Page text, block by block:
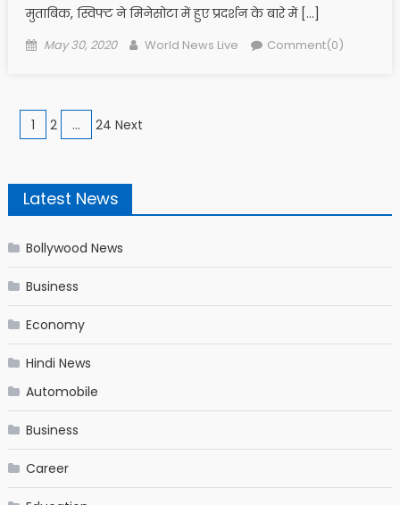
मुताबिक, स्विफ्ट ने मिनेसोटा में हुए प्रदर्शन के बारे में […]
Posted on
May 30, 2020 Author
World News Live Comment(0)
Posts navigation
1 2 … 24 Next
Latest News
Bollywood News
Business
Economy
Hindi News
Automobile
Business
Career